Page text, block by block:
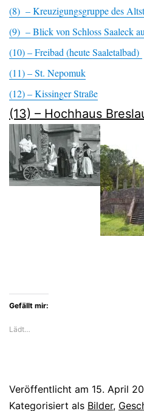
(8) – Kreuzigungsgruppe des
(9) – Blick von Schloss Saaleck
(10) – Freibad (heute Saaletalbad)
(11) – St. Nepomuk
(12) – Kissinger Straße
(13) – Hochhaus
Gefällt mir:
Lädt…
Veröffentlicht am 15. April
Kategorisiert als Bilder,